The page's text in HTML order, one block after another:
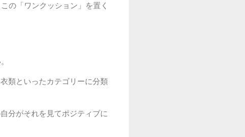
の「ワンクッション」を置く
類といったカテゴリーに分類
分がそれを見てポジティブに